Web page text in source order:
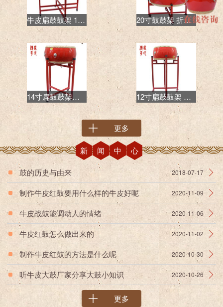
牛皮扁鼓鼓架 18尺威风鼓鼓架 厂家直销价格 20寸鼓鼓架 折叠金属鼓架 高战鼓鼓架可推动
14寸扁鼓鼓架价格 威风鼓鼓架厂家 可推动鼓架 12寸扁鼓鼓架 牛皮威风鼓鼓架 金属鼓架
更多
新闻中心
鼓的历史与由来 2018-07-17
制作牛皮红鼓要用什么样的牛皮好呢 2020-11-09
牛皮战鼓能调动人的情绪 2020-11-06
牛皮红鼓怎么做出来的 2020-11-02
制作牛皮红鼓的方法是什么呢 2020-10-30
听牛皮大鼓厂家分享大鼓小知识 2020-10-26
更多